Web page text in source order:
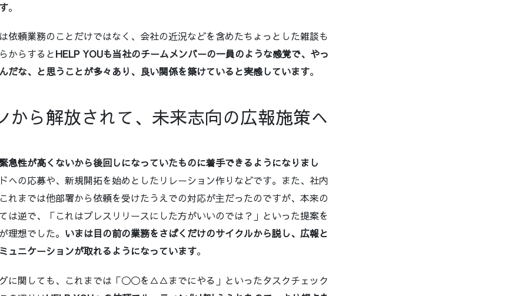
。
依頼業務のことだけではなく、会社の近況などを含めたちょっとした雑談も
からするとHELP YOUも当社のチームメンバーの一員のような感覚で、やっ
だな、と思うことが多々あり、良い関係を築けていると実感しています。
ら解放されて、未来志向の広報施策へ
急性が高くないから後回しになっていたものに着手できるようになりまし
への応募や、新規開拓を始めとしたリレーション作りなどです。また、社内
れまでは他部署から依頼を受けたうえでの対応が主だったのですが、本来の
は逆で、「これはプレスリリースにした方がいいのでは？」といった提案を
理想でした。 いまは目の前の業務をさばくだけのサイクルから脱し、広報と
ュニケーションが取れるようになっています。
に関しても、これまでは「◯◯を△△までにやる」といったタスクチェック